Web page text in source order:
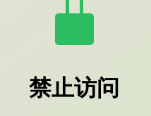
禁止访问